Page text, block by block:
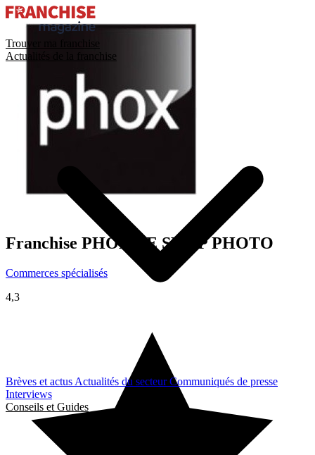
Trouver ma franchise
Actualités de la franchise
Brèves et actus Actualités du secteurCommuniqués de presse
Interviews
Conseils et Guides
Franchise PHOX LE SHOP PHOTO
Commerces spécialisés
4,3